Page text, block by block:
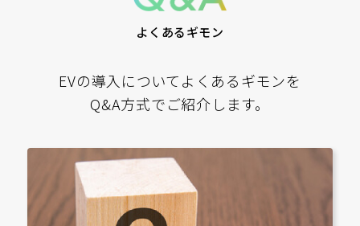
よくあるギモン
EVの導入についてよくあるギモンを
Q&A方式でご紹介します。